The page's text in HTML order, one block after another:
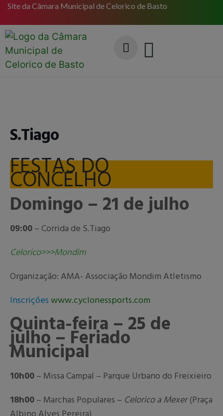
Site da Câmara Municipal de Celorico de Basto
S.Tiago
FESTAS DO
CONCELHO
Domingo – 21 de julho
09:00– Corrida de S.Tiago
Celorico>>>Mondim
Organização: AMA- Associação Mondim Atletismo
Inscriçõeswww.cyclonessports.com
Quinta-feira – 25 de
julho – Feriado
Municipal
10h00– Missa Campal – Parque Urbano do Freixieiro
18h00– Marchas Populares – Celorico a Mexer(Praça